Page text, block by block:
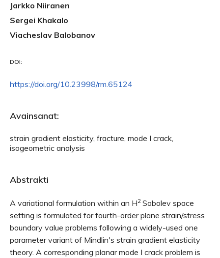
Jarkko Niiranen
Sergei Khakalo
Viacheslav Balobanov
DOI:
https://doi.org/10.23998/rm.65124
Avainsanat:
strain gradient elasticity, fracture, mode I crack,
isogeometric analysis
Abstrakti
A variational formulation within an H2 Sobolev space
setting is formulated for fourth-order plane strain/stress
boundary value problems following a widely-used one
parameter variant of Mindlin's strain gradient elasticity
theory. A corresponding planar mode I crack problem is